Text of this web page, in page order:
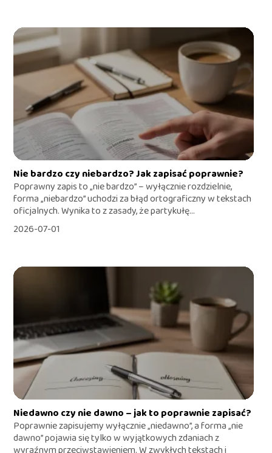
Nie bardzo czy niebardzo? Jak zapisać poprawnie?
Poprawny zapis to „nie bardzo” – wyłącznie rozdzielnie,
forma „niebardzo” uchodzi za błąd ortograficzny w tekstach
oficjalnych. Wynika to z zasady, że partykułę...
2026-07-01
Niedawno czy nie dawno – jak to poprawnie zapisać?
Poprawnie zapisujemy wyłącznie „niedawno”, a forma „nie
dawno” pojawia się tylko w wyjątkowych zdaniach z